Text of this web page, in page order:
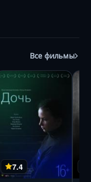
Все фильмы
7.4